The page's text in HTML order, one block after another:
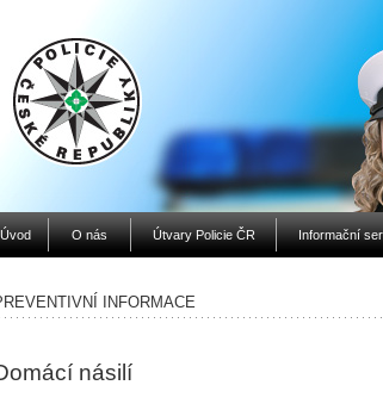
Úvod O nás Útvary Policie ČR Informační
INFORMACE
násilí